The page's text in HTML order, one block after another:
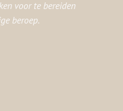
voor te bereiden
beroep.